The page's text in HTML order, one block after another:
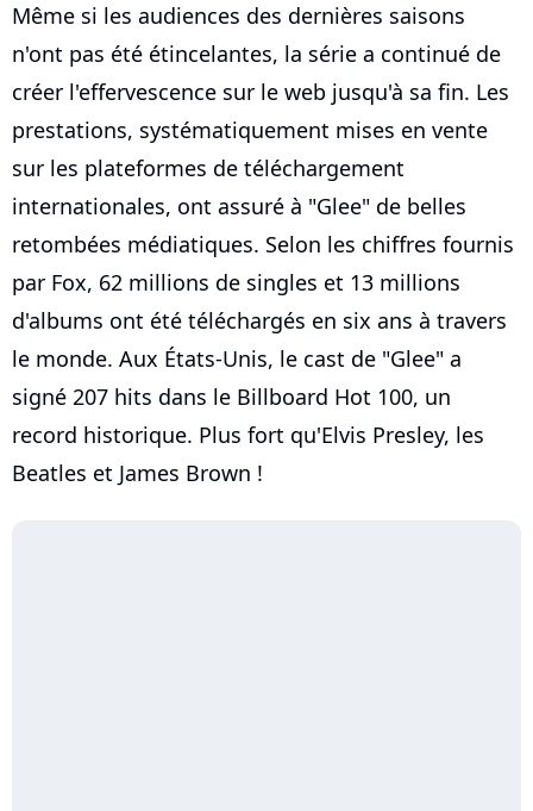
Même si les audiences des dernières saisons
n'ont pas été étincelantes, la série a continué de
créer l'effervescence sur le web jusqu'à sa fin. Les
prestations, systématiquement mises en vente
sur les plateformes de téléchargement
internationales, ont assuré à "Glee" de belles
retombées médiatiques. Selon les chiffres fournis
par Fox, 62 millions de singles et 13 millions
d'albums ont été téléchargés en six ans à travers
le monde. Aux États-Unis, le cast de "Glee" a
signé 207 hits dans le Billboard Hot 100, un
record historique. Plus fort qu'Elvis Presley, les
Beatles et James Brown !